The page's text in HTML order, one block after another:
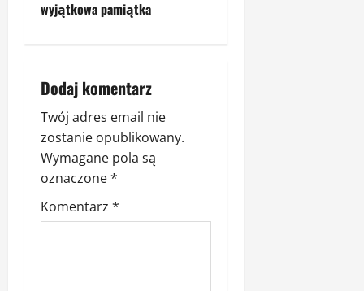
c
w
p
i
s
y
wyjątkowa pamiątka
Dodaj komentarz
Twój adres email nie
zostanie opublikowany.
Wymagane pola są
oznaczone*
Komentarz *